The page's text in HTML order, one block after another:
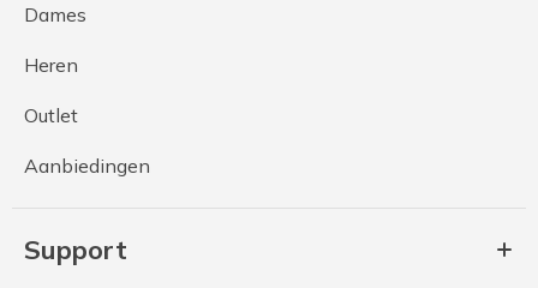
Dames
Heren
Outlet
Aanbiedingen
Support